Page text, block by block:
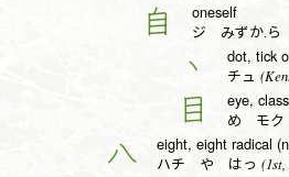
自 oneself
ジ みずか.ら
丶 dot, tick
チュ
目 eye,
め モク
八 eight, eight radical
ハチ や はっ